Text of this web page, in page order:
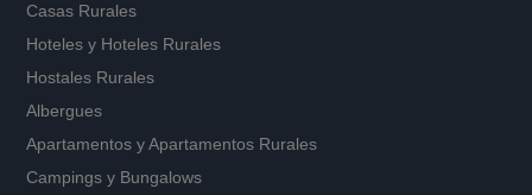
Casas Rurales
Hoteles y Hoteles Rurales
Hostales Rurales
Albergues
Apartamentos yApartamentos Rurales
Campings y Bungalows